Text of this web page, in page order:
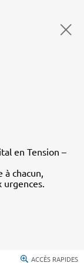
en Tension –
à chacun,
urgences.
ACCÈS RAPIDES